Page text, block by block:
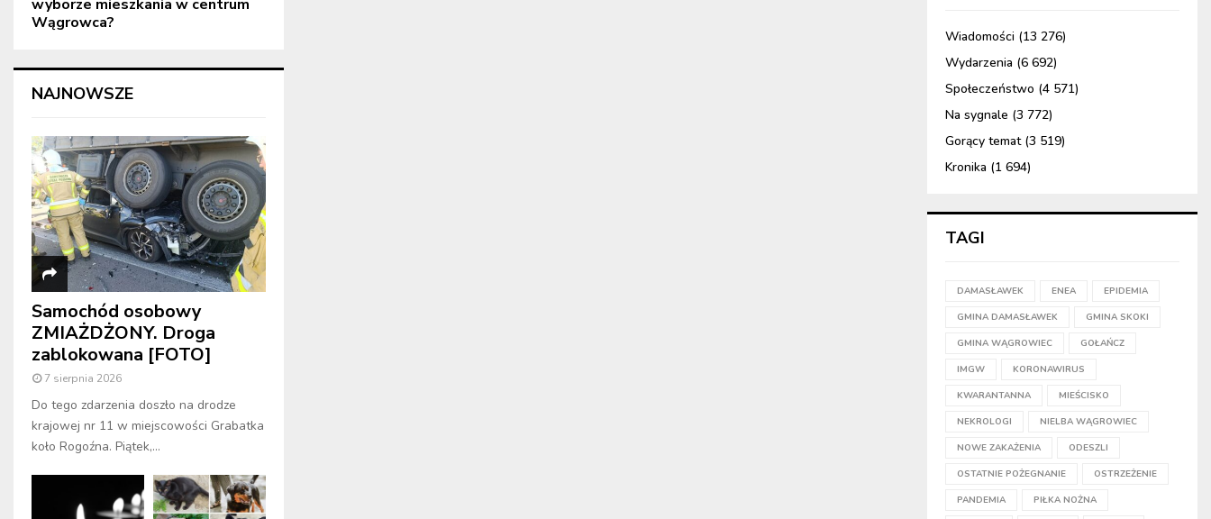
wyborze mieszkania w centrum
Wągrowca?
NAJNOWSZE
Samochód osobowy
ZMIAŻDŻONY. Droga
zablokowana [FOTO]
7 sierpnia 2026
Do tego zdarzenia doszło na drodze
krajowej nr 11 w miejscowości Grabatka
koło Rogoźna. Piątek,...
Wiadomości (13 276)
Wydarzenia (6 692)
Społeczeństwo (4 571)
Na sygnale (3 772)
Gorący temat(3 519)
Kronika (1 694)
TAGI
DAMASŁAWEK ENEA EPIDEMIA
GMINA DAMASŁAWEK GMINA SKOKI
GMINA WĄGROWIEC GOŁAŃCZ
IMGW KORONAWIRUS
KWARANTANNA MIEŚCISKO
NEKROLOGI NIELBA WĄGROWIEC
NOWE ZAKAŻENIA ODESZLI
OSTATNIE POŻEGNANIE OSTRZEŻENIE
PANDEMIA PIŁKA NOŻNA